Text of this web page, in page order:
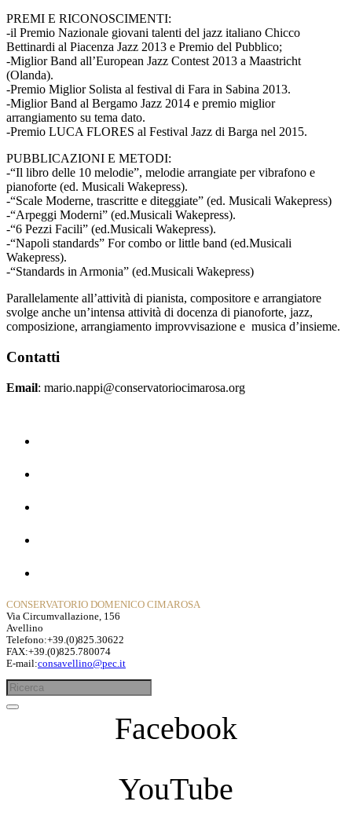
PREMI E RICONOSCIMENTI:
-il Premio Nazionale giovani talenti del jazz italiano Chicco
Bettinardi al Piacenza Jazz 2013 e Premio del Pubblico;
-Miglior Band all’European Jazz Contest 2013 a Maastricht
(Olanda).
-Premio Miglior Solista al festival di Fara in Sabina 2013.
-Miglior Band al Bergamo Jazz 2014 e premio miglior
arrangiamento su tema dato.
-Premio LUCA FLORES al Festival Jazz di Barga nel 2015.
PUBBLICAZIONI E METODI:
-“Il libro delle 10 melodie”, melodie arrangiate per vibrafono e
pianoforte (ed. Musicali Wakepress).
-“Scale Moderne, trascritte e diteggiate” (ed. Musicali Wakepress)
-“Arpeggi Moderni” (ed.Musicali Wakepress).
-“6 Pezzi Facili” (ed.Musicali Wakepress).
-“Napoli standards” For combo or little band (ed.Musicali
Wakepress).
-“Standards in Armonia” (ed.Musicali Wakepress)
Parallelamente all’attività di pianista, compositore e arrangiatore
svolge anche un’intensa attività di docenza di pianoforte, jazz,
composizione, arrangiamento improvvisazione e musica d’insieme.
Contatti
Email: mario.nappi@conservatoriocimarosa.org
CONSERVATORIO DOMENICO CIMAROSA
Via Circumvallazione, 156
Avellino
Telefono:+39.(0)825.30622
FAX:+39.(0)825.780074
E-mail:consavellino@pec.it
Facebook
YouTube